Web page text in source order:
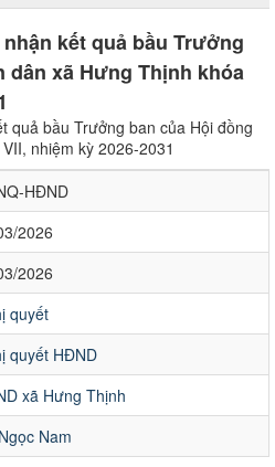
kết quả bầu Trưởng
dân xã Hưng Thịnh khóa
quả bầu Trưởng ban của Hội đồng
nhiệm kỳ 2026-2031
HĐND
2026
2026
quyết
quyết HĐND
xã Hưng Thịnh
Nam